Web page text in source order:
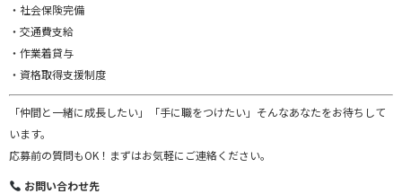
・社会保険完備
・交通費支給
・作業着貸与
・資格取得支援制度
「仲間と一緒に成長したい」「手に職をつけたい」そんなあなたをお待ちして
います。
応募前の質問もOK！まずはお気軽にご連絡ください。
お問い合わせ先